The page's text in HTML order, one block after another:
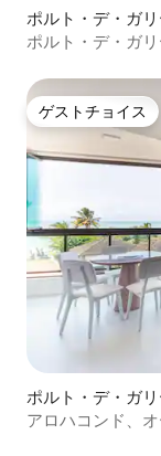
ポルト・デ・ガ
ポルト・デ・ガ
ゲストチョイス
ゲストチョイス
ポルト・デ・ガ
アロハコンド、